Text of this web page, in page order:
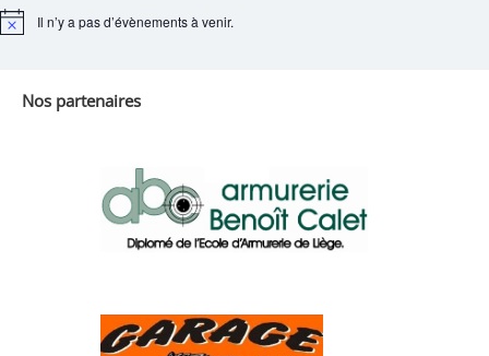
Notice Il n’y a pas d’évènements à venir.
Nos partenaires